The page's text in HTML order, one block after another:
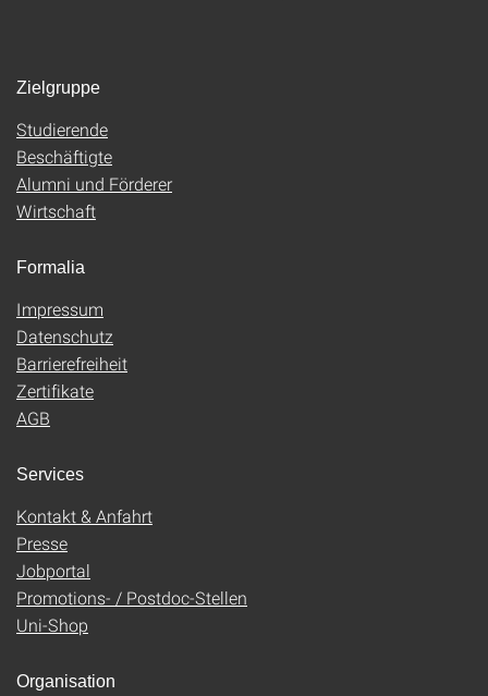
Zielgruppe
Studierende
Beschäftigte
Alumni und Förderer
Wirtschaft
Formalia
Impressum
Datenschutz
Barrierefreiheit
Zertifikate
AGB
Services
Kontakt & Anfahrt
Presse
Jobportal
Promotions- / Postdoc-Stellen
Uni-Shop
Organisation